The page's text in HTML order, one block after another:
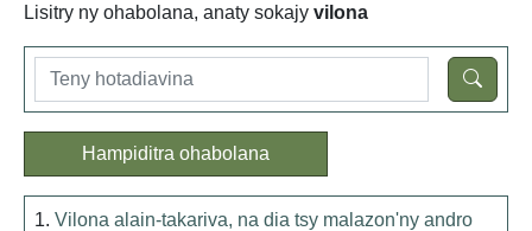
Lisitry ny ohabolana, anaty sokajy vilona
Hampiditra ohabolana
1. Vilona alain-takariva, na dia tsy malazon'ny andro